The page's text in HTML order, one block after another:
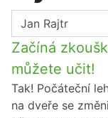
Začíná
můžete učit!
Tak! Počáteční
na dveře se